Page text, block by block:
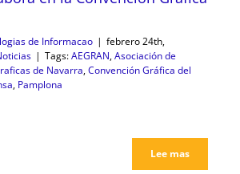
de Informacao | febrero 24th,
| Tags:AEGRAN,Asociación de
de Navarra,Convención Gráfica del
, Pamplona
Lee mas